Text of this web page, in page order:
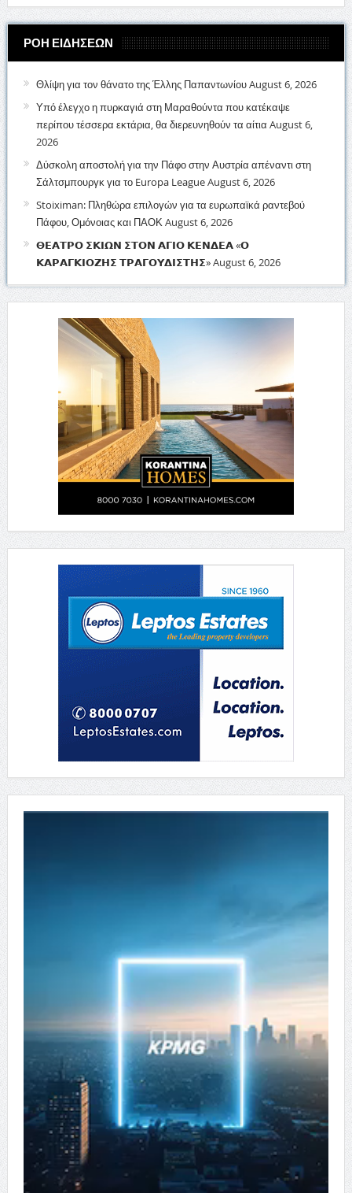
ΡΟΗ ΕΙΔΗΣΕΩΝ
Θλίψη για τον θάνατο της Έλλης ΠαπαντωνίουAugust 6, 2026
Υπό έλεγχο η πυρκαγιά στη Μαραθούντα που κατέκαψε
περίπου τέσσερα εκτάρια, θα διερευνηθούν τα αίτια August 6,
2026
Δύσκολη αποστολή για την Πάφο στην Αυστρία απέναντι στη
Σάλτσμπουργκ για το Europa LeagueAugust 6, 2026
Stoiximan: Πληθώρα επιλογών για τα ευρωπαϊκά ραντεβού
Πάφου, Ομόνοιας και ΠΑΟΚAugust 6, 2026
𝝝𝝚𝝖𝝩𝝦𝝤 𝝨𝝟𝝞𝝮𝝢 𝝨𝝩𝝤𝝢 𝝖𝝘𝝞𝝤 𝝟𝝚𝝢𝝙𝝚𝝖 «𝝤
𝝟𝝖𝝦𝝖𝝘𝝟𝝞𝝤𝝛𝝜𝝨 𝝩𝝦𝝖𝝘𝝤𝝪𝝙𝝞𝝨𝝩𝝜𝝨»August 6, 2026